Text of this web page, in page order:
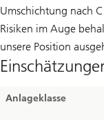
Umschichtung nach
Risiken im Auge
unsere Position
Anlageklasse